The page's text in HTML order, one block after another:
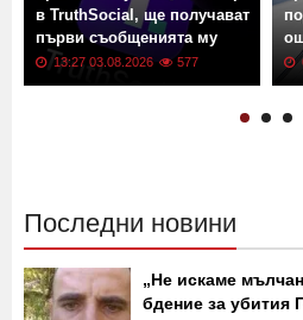
в TruthSocial, ще получават
първи съобщенията му
13:27 03.08.2026 577
Последни новини
„Не искаме
бдение за убития